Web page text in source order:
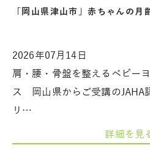
「岡山県津山市」赤ちゃんの
2026年07月14日
肩・腰・骨盤を整えるベビー
ス 岡山県からご受講のJAHA
リ…
詳細を見